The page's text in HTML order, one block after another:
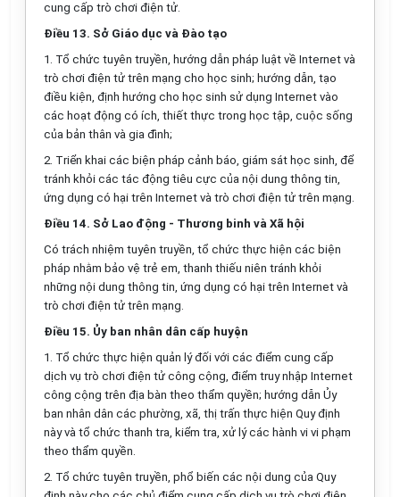
cung cấp trò chơi điện tử.
Điều 13. Sở Giáo dục và Đào tạo
1. Tổ chức tuyên truyền, hướng dẫn pháp luật về Internet và
trò chơi điện tử trên mạng cho học sinh; hướng dẫn, tạo
điều kiện, định hướng cho học sinh sử dụng Internet vào
các hoạt động có ích, thiết thực trong học tập, cuộc sống
của bản thân và gia đình;
2. Triển khai các biện pháp cảnh báo, giám sát học sinh, để
tránh khỏi các tác động tiêu cực của nội dung thông tin,
ứng dụng có hại trên Internet và trò chơi điện tử trên mạng.
Điều 14. Sở Lao động - Thương binh và Xã hội
Có trách nhiệm tuyên truyền, tổ chức thực hiện các biện
pháp nhằm bảo vệ trẻ em, thanh thiếu niên tránh khỏi
những nội dung thông tin, ứng dụng có hại trên Internet và
trò chơi điện tử trên mạng.
Điều 15. Ủy ban nhân dân cấp huyện
1. Tổ chức thực hiện quản lý đối với các điểm cung cấp
dịch vụ trò chơi điện tử công cộng, điểm truy nhập Internet
công cộng trên địa bàn theo thẩm quyền; hướng dẫn Ủy
ban nhân dân các phường, xã, thị trấn thực hiện Quy định
này và tổ chức thanh tra, kiểm tra, xử lý các hành vi vi phạm
theo thẩm quyền.
2. Tổ chức tuyên truyền, phổ biến các nội dung của Quy